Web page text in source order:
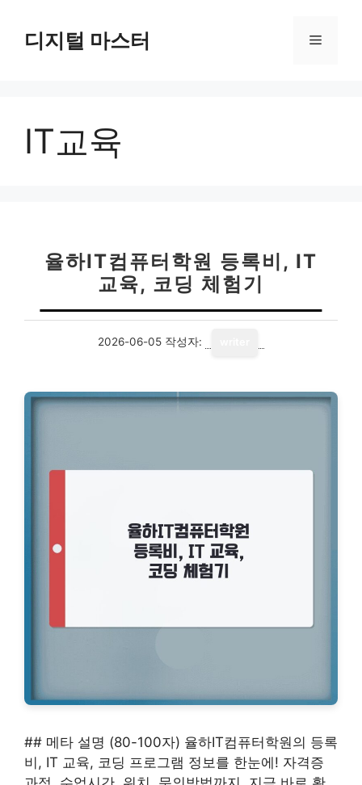
디지털 마스터 메
IT교육
율하IT컴퓨터학원 등록비, IT
교육, 코딩 체험기
2026-06-05 작성자:
## 메타 설명 (80-100자) 율하IT컴퓨터학원의 등록
비, IT 교육, 코딩 프로그램 정보를 한눈에! 자격증